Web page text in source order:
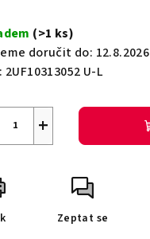
(>1 ks)
doručit do: 12.8.2026
2UF10313052 U-L
+
Zeptat se